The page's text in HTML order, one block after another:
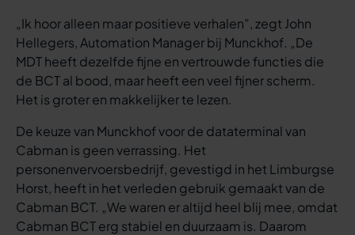
„Ik hoor alleen maar positieve verhalen”, zegt John
Hellegers, Automation Manager bij Munckhof. „De
MDT heeft dezelfde fijne en vertrouwde functies die
de BCT al bood, maar heeft een veel fijner scherm.
Het is groter en makkelijker te lezen.
De keuze van Munckhof voor de dataterminal van
Cabman is geen verrassing. Het
personenvervoersbedrijf, gevestigd in het Limburgse
Horst, heeft in het verleden gebruik gemaakt van de
Cabman BCT. „We waren er altijd heel blij mee, omdat
Cabman BCT erg stabiel en duurzaam is. Daarom